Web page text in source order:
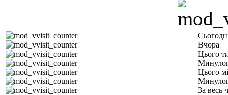
Вчора
Цього
Цього
За весь